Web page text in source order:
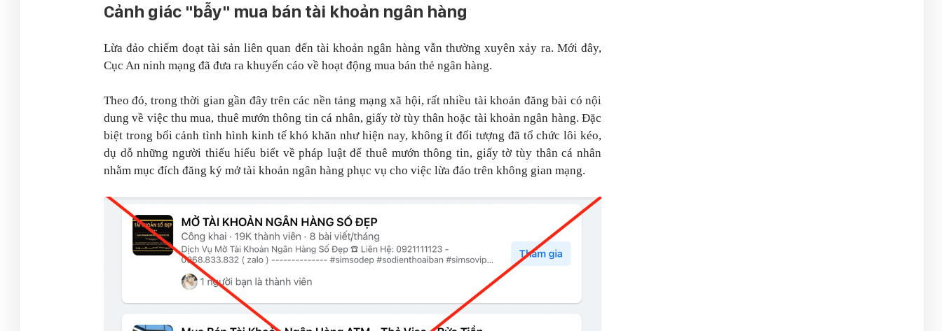
Cảnh giác "bẫy" mua bán tài khoản ngân hàng
Lừa đảo chiếm đoạt tài sản liên quan đến tài khoản ngân hàng vẫn thường xuyên xảy ra. Mới đây,
Cục An ninh mạng đã đưa ra khuyến cáo về hoạt động mua bán thẻ ngân hàng.
Theo đó, trong thời gian gần đây trên các nền tảng mạng xã hội, rất nhiều tài khoản đăng bài có nội
dung về việc thu mua, thuê mướn thông tin cá nhân, giấy tờ tùy thân hoặc tài khoản ngân hàng. Đặc
biệt trong bối cảnh tình hình kinh tế khó khăn như hiện nay, không ít đối tượng đã tổ chức lôi kéo,
dụ dỗ những người thiếu hiểu biết về pháp luật để thuê mướn thông tin, giấy tờ tùy thân cá nhân
nhằm mục đích đăng ký mở tài khoản ngân hàng phục vụ cho việc lừa đảo trên không gian mạng.